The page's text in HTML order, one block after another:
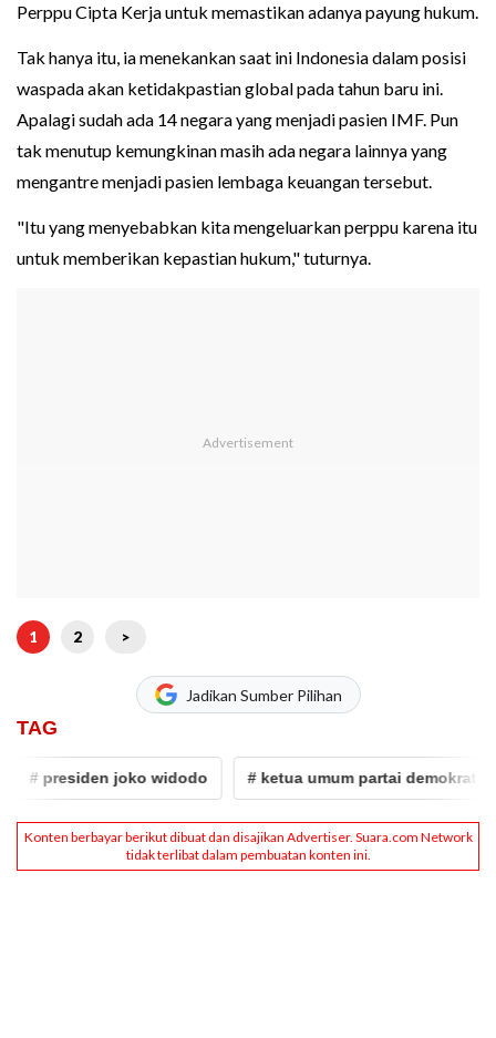
Perppu Cipta Kerja untuk memastikan adanya payung hukum.
Tak hanya itu, ia menekankan saat ini Indonesia dalam posisi
waspada akan ketidakpastian global pada tahun baru ini.
Apalagi sudah ada 14 negara yang menjadi pasien IMF. Pun
tak menutup kemungkinan masih ada negara lainnya yang
mengantre menjadi pasien lembaga keuangan tersebut.
"Itu yang menyebabkan kita mengeluarkan perppu karena itu
untuk memberikan kepastian hukum," tuturnya.
1 2 >
Jadikan Sumber Pilihan
TAG
presiden joko widodo # ketua umum partai demokrat